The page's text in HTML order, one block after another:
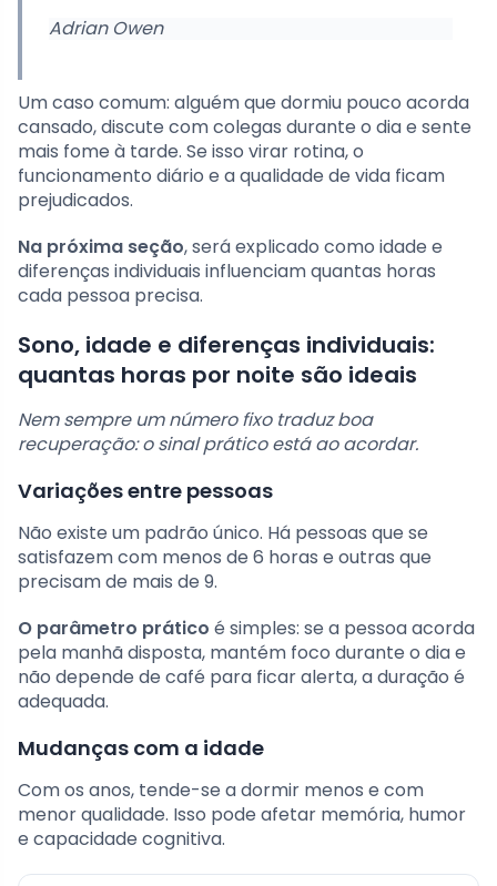
Adrian Owen
Um caso comum: alguém que dormiu pouco acorda
cansado, discute com colegas durante o dia e sente
mais fome à tarde. Se isso virar rotina, o
funcionamento diário e a qualidade de vida ficam
prejudicados.
Na próxima seção, será explicado como idade e
diferenças individuais influenciam quantas horas
cada pessoa precisa.
Sono, idade e diferenças individuais:
quantas horas por noite são ideais
Nem sempre um número fixo traduz boa
recuperação: o sinal prático está ao acordar.
Variações entre pessoas
Não existe um padrão único. Há pessoas que se
satisfazem com menos de 6 horas e outras que
precisam de mais de 9.
O parâmetro prático é simples: se a pessoa acorda
pela manhã disposta, mantém foco durante o dia e
não depende de café para ficar alerta, a duração é
adequada.
Mudanças com a idade
Com os anos, tende-se a dormir menos e com
menor qualidade. Isso pode afetar memória, humor
e capacidade cognitiva.